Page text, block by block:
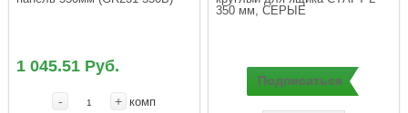
1 045.51 Руб.
- + комп
350 мм, СЕРЫЕ
Подписаться